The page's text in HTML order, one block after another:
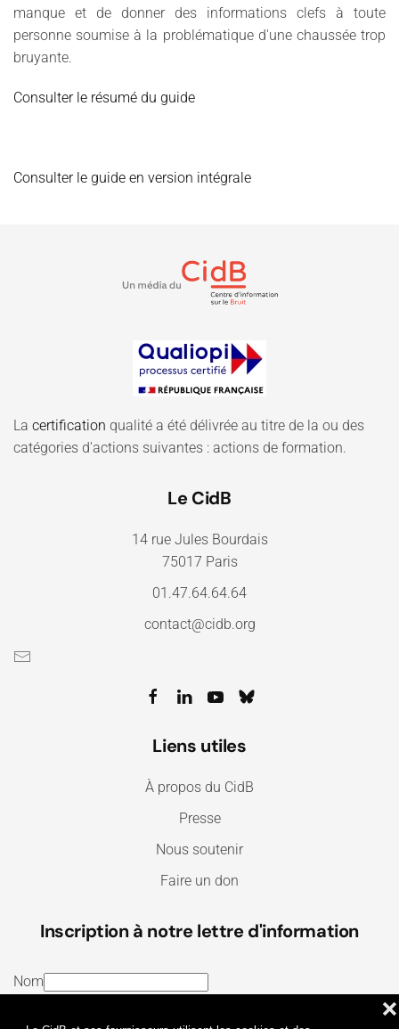
❌
manque et de donner des informations clefs à toute
personne soumise à la problématique d'une chaussée trop
bruyante.
Consulter le résumé du guide
Consulter le guide en version intégrale
La certification qualité a été délivrée au titre de la ou des
catégories d'actions suivantes : actions de formation.
Le CidB
14 rue Jules Bourdais
75017 Paris
01.47.64.64.64
contact@cidb.org
Liens utiles
À propos du CidB
Presse
Nous soutenir
Faire un don
Inscription à notre lettre d'information
Nom